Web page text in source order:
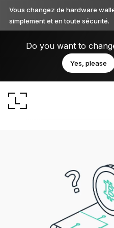
Vous changez de hardware
simplement et en toute sécurité.
Do you want to
Yes, please
Ledger Stax
Premium sous